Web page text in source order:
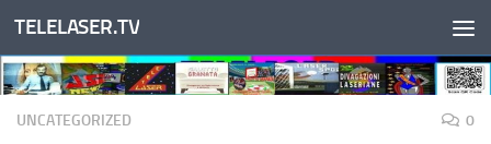
Salta al contenuto
TELELASER.TV
UNCATEGORIZED 0